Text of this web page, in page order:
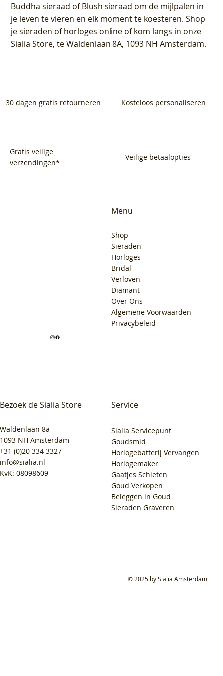
Buddha sieraad of Blush sieraad om de mijlpalen in
je leven te vieren en elk moment te koesteren. Shop
je sieraden of horloges online of kom langs in onze
Sialia Store, te Waldenlaan 8A, 1093 NH Amsterdam.
30 dagen gratis retourneren Kosteloos personaliseren
Gratis veilige
verzendingen*
Veilige betaalopties
Bezoek de Sialia Store
Waldenlaan 8a
1093 NH Amsterdam
+31 (0)20 334 3327
info@sialia.nl
KvK: 08098609
Menu
Shop
Sieraden
Horloges
Bridal
Verloven
Diamant
Over Ons
Algemene Voorwaarden
Privacybeleid
Service
Sialia Servicepunt
Goudsmid
Horlogebatterij Vervangen
Horlogemaker
Gaatjes Schieten
Goud Verkopen
Beleggen in Goud
Sieraden Graveren
© 2025 by Sialia Amsterdam